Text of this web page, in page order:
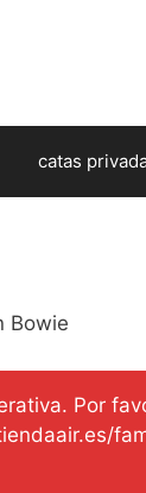
catas
Bowie
Por